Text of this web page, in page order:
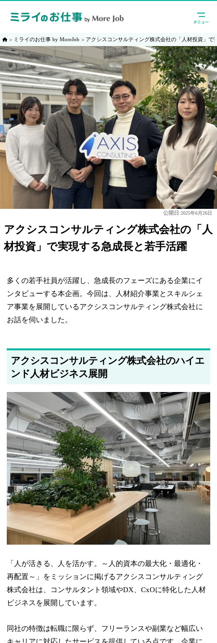
ミライのお仕事 by MoreJob アクシスコンサルティング株式会社の「人材投資」で
公開日:2025年6月26日
アクシスコンサルティング株式会社の「人
材投資」で実現する急成長と若手活躍
多くの若手社員が活躍し、急成長のフェーズにある企業にイ
ンタビューする本企画。今回は、人材紹介事業とスキルシェ
ア事業を展開しているアクシスコンサルティング株式会社に
お話を伺いました。
アクシスコンサルティング株式会社のハイエ
ンド人材ビジネス展開
「人が活きる、人を活かす。～人的資本の最大化・最適化・
再配置～」をミッションに掲げるアクシスコンサルティング
株式会社は、コンサルタント領域やDX、CxOに特化した人材
ビジネスを展開しています。
同社の特徴は転職に限らず、フリーランスや副業など幅広い